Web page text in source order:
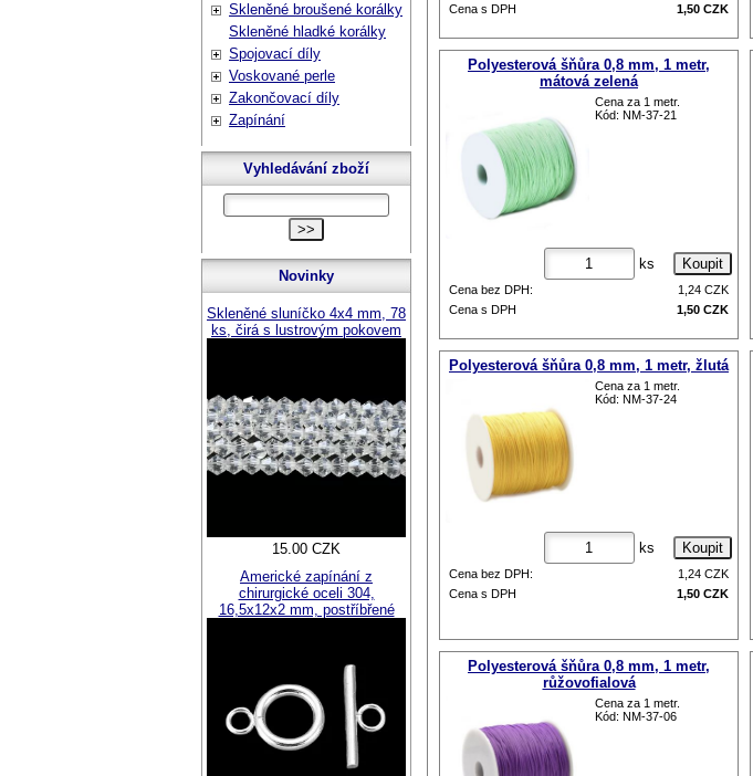
Cena s DPH
1,50 CZK
Polyesterová šňůra 0,8 mm, 1 metr,
mátová zelená
Cena za 1 metr.
Kód: NM-37-21
ks
Cena bez DPH: 1,24 CZK
Cena s DPH
1,50 CZK
Polyesterová šňůra 0,8 mm, 1 metr, žlutá
Cena za 1 metr.
Kód: NM-37-24
ks
Cena bez DPH: 1,24 CZK
Cena s DPH
1,50 CZK
Polyesterová šňůra 0,8 mm, 1 metr,
růžovofialová
Cena za 1 metr.
Kód: NM-37-06
Skleněné broušené korálky
Skleněné hladké korálky
Spojovací díly
Voskované perle
Zakončovací díly
Zapínání
Vyhledávání zboží
Novinky
Skleněné sluníčko 4x4 mm, 78
ks, čirá s lustrovým pokovem
15.00 CZK
Americké zapínání z
chirurgické oceli 304,
16,5x12x2 mm, postříbřené